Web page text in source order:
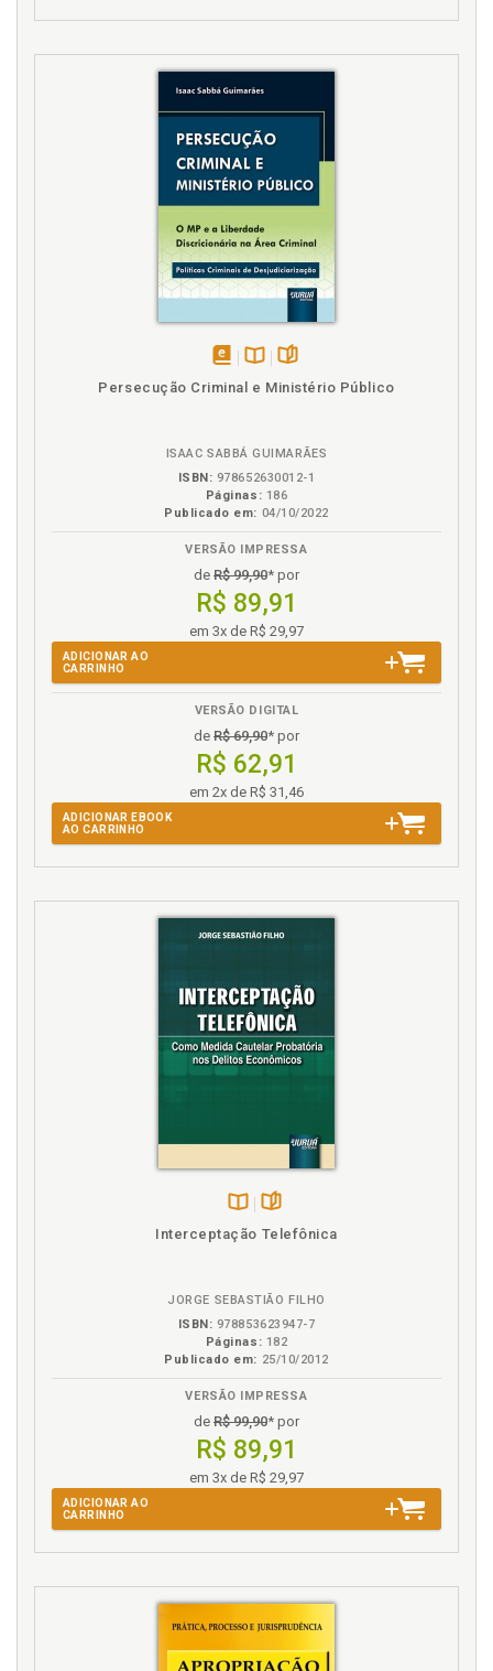
Persecução Criminal e Ministério Público
ISAAC SABBÁ GUIMARÃES
ISBN: 978652630012-1
Páginas: 186
Publicado em: 04/10/2022
VERSÃO IMPRESSA
de R$ 99,90* por
R$ 89,91
em 3x de R$ 29,97
ADICIONAR AO
CARRINHO
VERSÃO DIGITAL
de R$ 69,90* por
R$ 62,91
em 2x de R$ 31,46
ADICIONAR EBOOK
AO CARRINHO
na
Interceptação Telefônica
JORGE SEBASTIÃO FILHO
ISBN: 978853623947-7
Páginas: 182
Publicado em: 25/10/2012
VERSÃO IMPRESSA
de R$ 99,90* por
R$ 89,91
em 3x de R$ 29,97
ADICIONAR AO
CARRINHO